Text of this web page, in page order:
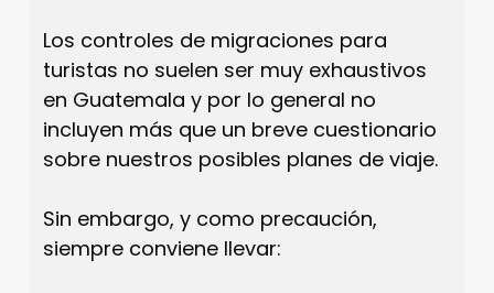
Los controles de migraciones para
turistas no suelen ser muy exhaustivos
en Guatemala y por lo general no
incluyen más que un breve cuestionario
sobre nuestros posibles planes de viaje.
Sin embargo, y como precaución,
siempre conviene llevar: